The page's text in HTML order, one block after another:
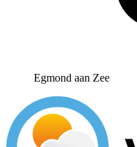
Egmond aan Zee